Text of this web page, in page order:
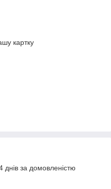
картку
за домовленістю